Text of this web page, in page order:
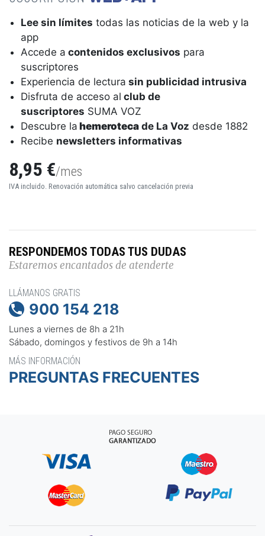
Lee sin límites todas las noticias de la web y la
app
Accede a contenidos exclusivos para
suscriptores
Experiencia de lectura sin publicidad intrusiva
Disfruta de acceso al club de
suscriptores SUMA VOZ
Descubre la hemeroteca de La Voz desde 1882
Recibe newsletters informativas
8,95 €/mes
IVA incluido. Renovación automática salvo cancelación previa
RESPONDEMOS TODAS TUS DUDAS
Estaremos encantados de atenderte
LLÁMANOS GRATIS
 900 154 218
Lunes a viernes de 8h a 21h
Sábado, domingos y festivos de 9h a 14h
MÁS INFORMACIÓN
PREGUNTAS FRECUENTES